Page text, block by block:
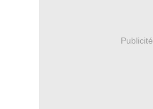
Publicité